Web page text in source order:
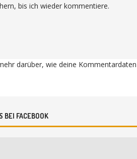
bis ich wieder kommentiere.
darüber, wie deine Kommentardaten
BEI FACEBOOK